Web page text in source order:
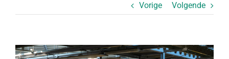
Vorige Volgende
Bekijk